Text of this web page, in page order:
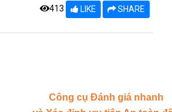
413 LIKE SHARE
Công cụ Đánh giá nhanh